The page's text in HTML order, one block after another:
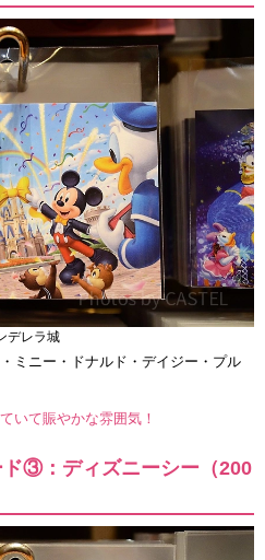
デレラ城
ミニー・ドナルド・デイジー・プル
いて賑やかな雰囲気！
③：ディズニーシー（200